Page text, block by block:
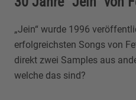
„Jein“ wurde 1996
erfolgreichsten Songs von
direkt zwei Samples aus
welche das sind?